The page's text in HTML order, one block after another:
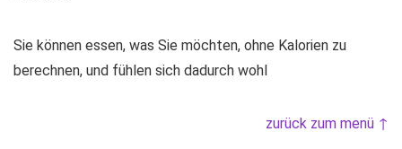
Sie können essen, was Sie möchten, ohne Kalorien zu
berechnen, und fühlen sich dadurch wohl
zurück zum menü ↑